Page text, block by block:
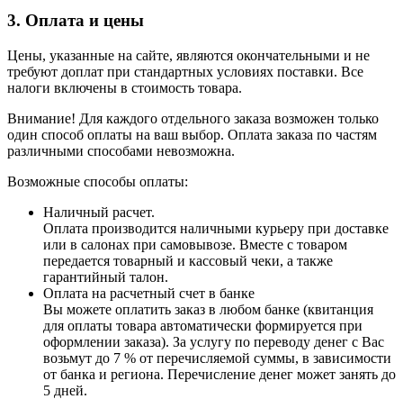
3. Оплата и цены
Цены, указанные на сайте, являются окончательными и не
требуют доплат при стандартных условиях поставки. Все
налоги включены в стоимость товара.
Внимание! Для каждого отдельного заказа возможен только
один способ оплаты на ваш выбор. Оплата заказа по частям
различными способами невозможна.
Возможные способы оплаты:
Наличный расчет.
Оплата производится наличными курьеру при доставке
или в салонах при самовывозе. Вместе с товаром
передается товарный и кассовый чеки, а также
гарантийный талон.
Оплата на расчетный счет в банке
Вы можете оплатить заказ в любом банке (квитанция
для оплаты товара автоматически формируется при
оформлении заказа). За услугу по переводу денег с Вас
возьмут до 7 % от перечисляемой суммы, в зависимости
от банка и региона. Перечисление денег может занять до
5 дней.